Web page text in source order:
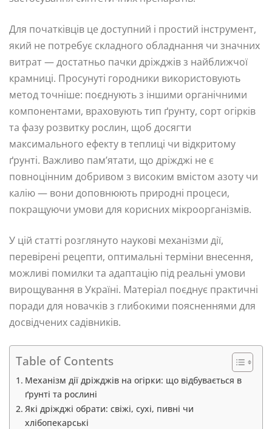
Для початківців це доступний і простий інструмент,
який не потребує складного обладнання чи значних
витрат — достатньо пачки дріжджів з найближчої
крамниці. Просунуті городники використовують
метод точніше: поєднують з іншими органічними
компонентами, враховують тип ґрунту, сорт огірків
та фазу розвитку рослин, щоб досягти
максимального ефекту в теплиці чи відкритому
ґрунті. Важливо пам’ятати, що дріжджі не є
повноцінним добривом з високим вмістом азоту чи
калію — вони доповнюють природні процеси,
покращуючи умови для корисних мікроорганізмів.
У цій статті розглянуто наукові механізми дії,
перевірені рецепти, оптимальні терміни внесення,
можливі помилки та адаптацію під реальні умови
вирощування в Україні. Матеріал поєднує практичні
поради для новачків з глибокими поясненнями для
досвідчених садівників.
Table of Contents
Механізм дії дріжджів на огірки: що відбувається в
ґрунті та рослині
Які дріжджі обрати: свіжі, сухі, пивні чи
хлібопекарські